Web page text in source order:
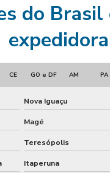
do
CE GO e DF AM PA
Nova Iguaçu
Magé
Teresópolis
Itaperuna